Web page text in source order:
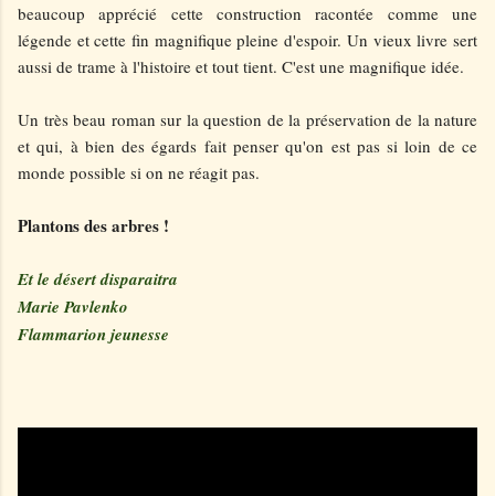
beaucoup apprécié cette construction racontée comme une
légende et cette fin magnifique pleine d'espoir. Un vieux livre sert
aussi de trame à l'histoire et tout tient. C'est une magnifique idée.
Un très beau roman sur la question de la préservation de la nature
et qui, à bien des égards fait penser qu'on est pas si loin de ce
monde possible si on ne réagit pas.
Plantons des arbres !
Et le désert disparaitra
Marie Pavlenko
Flammarion jeunesse